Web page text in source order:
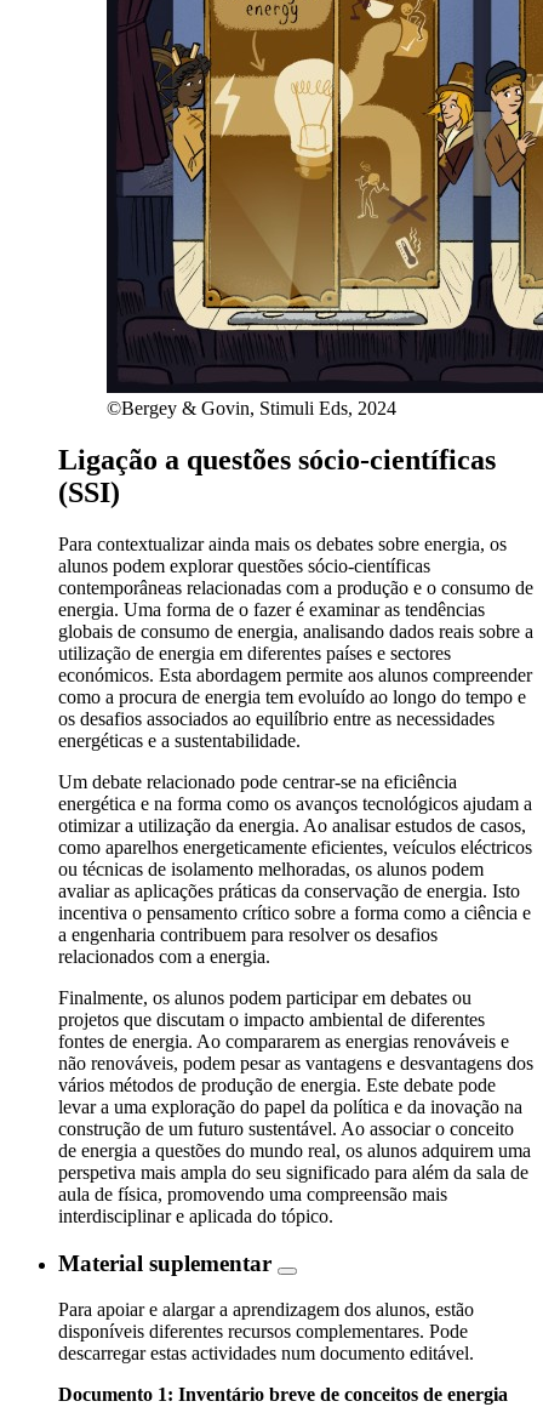
©Bergey & Govin, Stimuli Eds, 2024
Ligação a questões sócio-científicas
(SSI)
Para contextualizar ainda mais os debates sobre energia, os
alunos podem explorar questões sócio-científicas
contemporâneas relacionadas com a produção e o consumo de
energia. Uma forma de o fazer é examinar as tendências
globais de consumo de energia, analisando dados reais sobre a
utilização de energia em diferentes países e sectores
económicos. Esta abordagem permite aos alunos compreender
como a procura de energia tem evoluído ao longo do tempo e
os desafios associados ao equilíbrio entre as necessidades
energéticas e a sustentabilidade.
Um debate relacionado pode centrar-se na eficiência
energética e na forma como os avanços tecnológicos ajudam a
otimizar a utilização da energia. Ao analisar estudos de casos,
como aparelhos energeticamente eficientes, veículos eléctricos
ou técnicas de isolamento melhoradas, os alunos podem
avaliar as aplicações práticas da conservação de energia. Isto
incentiva o pensamento crítico sobre a forma como a ciência e
a engenharia contribuem para resolver os desafios
relacionados com a energia.
Finalmente, os alunos podem participar em debates ou
projetos que discutam o impacto ambiental de diferentes
fontes de energia. Ao compararem as energias renováveis e
não renováveis, podem pesar as vantagens e desvantagens dos
vários métodos de produção de energia. Este debate pode
levar a uma exploração do papel da política e da inovação na
construção de um futuro sustentável. Ao associar o conceito
de energia a questões do mundo real, os alunos adquirem uma
perspetiva mais ampla do seu significado para além da sala de
aula de física, promovendo uma compreensão mais
interdisciplinar e aplicada do tópico.
Material suplementar
Para apoiar e alargar a aprendizagem dos alunos, estão
disponíveis diferentes recursos complementares. Pode
descarregar estas actividades num documento editável.
Documento 1: Inventário breve de conceitos de energia